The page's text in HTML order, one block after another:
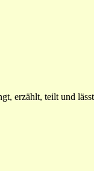
erzählt, teilt und